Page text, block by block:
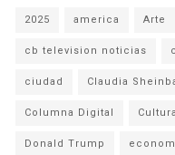
2025 america Arte
cb television noticias
ciudad Claudia
Columna Digital Cultura
Donald Trump